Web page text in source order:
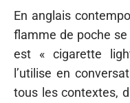
En anglais
flamme de poche
est « cigarette
l’utilise en
tous les contextes,